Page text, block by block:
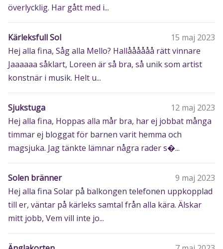
överlycklig. Har gått med i...
Kärleksfull Sol
15 maj 2023
Hej alla fina, Såg alla Mello? Hallåååååå rätt vinnare
Jaaaaaa såklart, Loreen är så bra, så unik som artist
konstnär i musik. Helt u...
Sjukstuga
12 maj 2023
Hej alla fina, Hoppas alla mår bra, har ej jobbat många
timmar ej bloggat för barnen varit hemma och
magsjuka. Jag tänkte lämnar några rader s�...
Solen bränner
9 maj 2023
Hej alla fina Solar på balkongen telefonen uppkopplad
till er, väntar på kärleks samtal från alla kära. Älskar
mitt jobb, Vem vill inte jo...